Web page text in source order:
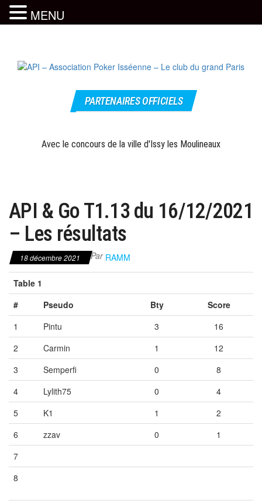
content
API –
Association
Isséenne –
officiel
PARTENAIRES OFFICIELS
Avec le concours de la ville d'Issy les Moulineaux
API & Go T1.13 du 16/12/2021
– Les résultats
18 décembre 2021 Par RAMM
Table 1
#
Pseudo Bty
Score
1
Pintu 3
16
2
Carmin 1
12
3
Semperfi 0
8
4
Lylith75 0
4
5
K1 1
2
6
zzav 0
1
7
8
MENU